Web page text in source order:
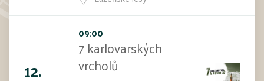
12.
09:00
7 karlovarských
vrcholů